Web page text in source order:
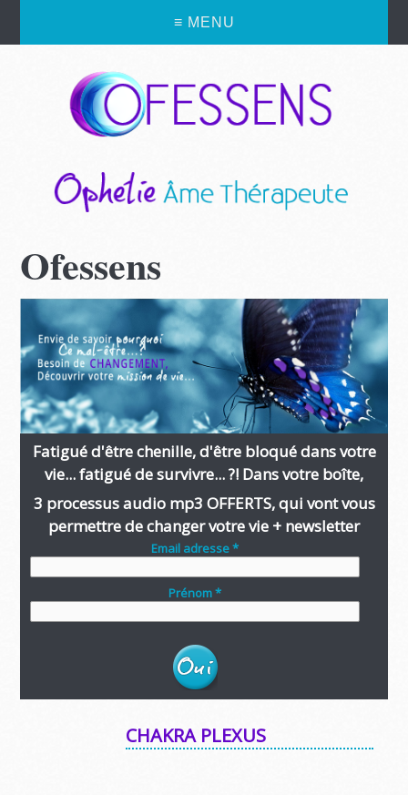
≡ MENU
Ofessens
Fatigué d'être chenille, d'être bloqué dans votre
vie... fatigué de survivre... ?! Dans votre boîte,
3 processus audio mp3 OFFERTS, qui vont vous
permettre de changer votre vie + newsletter
Email adresse *
Prénom *
CHAKRA PLEXUS